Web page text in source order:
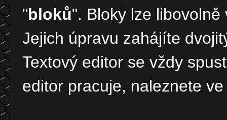
"bloků". Bloky lze
Jejich úpravu zahájíte
Textový editor se vždy
editor pracuje, naleznete